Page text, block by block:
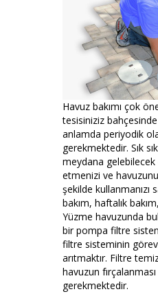
Havuz bakımı çok
tesisiniziz
anlamda periyodik
gerekmektedir. Sık
meydana gelebilecek
etmenizi ve
şekilde kullanmanızı
bakım, haftalık
Yüzme havuzunda
bir pompa filtre
filtre sisteminin
arıtmaktır. Filtre
havuzun
gerekmektedir.